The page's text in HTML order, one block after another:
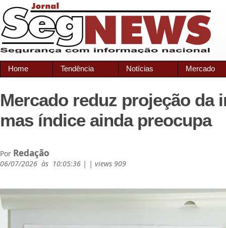
Home Tendência Notícias Mercado
Mercado reduz projeção da
mas índice ainda preocupa
Por Redação
06/07/2026 às 10:05:36 | | views 909